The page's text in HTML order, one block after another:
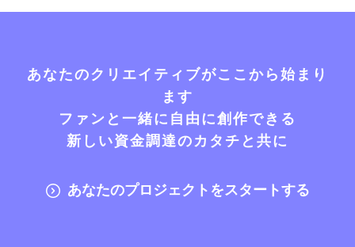
あなたのクリエイティブがここから始まり
ます
ファンと一緒に自由に創作できる
新しい資金調達のカタチと共に
あなたのプロジェクトをスタートする